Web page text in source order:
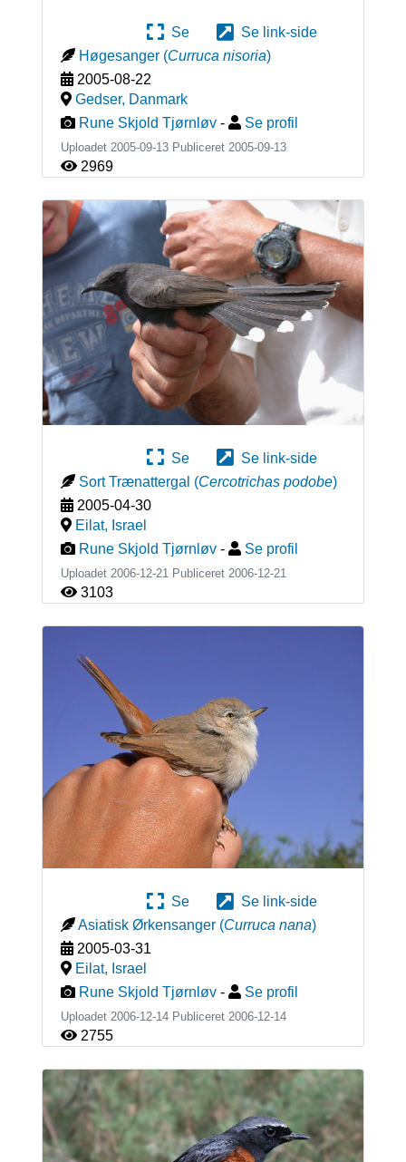
Se
Se link-side
Høgesanger (Curruca nisoria)
2005-08-22
Gedser, Danmark
Rune Skjold Tjørnløv - Se profil
Uploadet 2005-09-13 Publiceret 2005-09-13
2969
Se
Se link-side
Sort Trænattergal (Cercotrichas podobe)
2005-04-30
Eilat, Israel
Rune Skjold Tjørnløv - Se profil
Uploadet 2006-12-21 Publiceret 2006-12-21
3103
Se
Se link-side
Asiatisk Ørkensanger (Curruca nana)
2005-03-31
Eilat, Israel
Rune Skjold Tjørnløv - Se profil
Uploadet 2006-12-14 Publiceret 2006-12-14
2755